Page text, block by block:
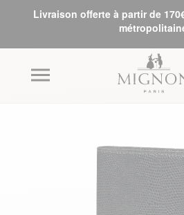
Livraison offerte à partir de